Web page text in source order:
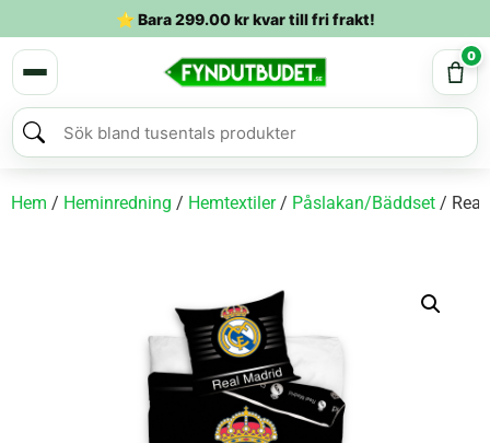
⭐ Bara299.00krkvar till fri frakt!
0
Hem / Heminredning / Hemtextiler/ Påslakan/Bäddset / Real